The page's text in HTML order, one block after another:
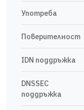
Употреба
Поверителност
IDN поддръжка
DNSSEC
поддръжка